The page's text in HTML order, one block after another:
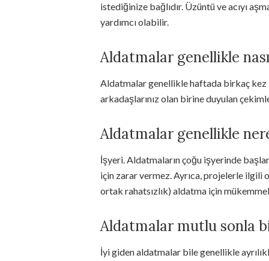
istediğinize bağlıdır. Üzüntü ve acıyı
yardımcı olabilir.
Aldatmalar genellikle
Aldatmalar genellikle haftada birkaç kez
arkadaşlarınız olan birine duyulan
Aldatmalar genellikle
İşyeri. Aldatmaların çoğu işyerinde
için zarar vermez. Ayrıca, projelerle
ortak rahatsızlık) aldatma için
Aldatmalar mutlu sonla
İyi giden aldatmalar bile genellikle